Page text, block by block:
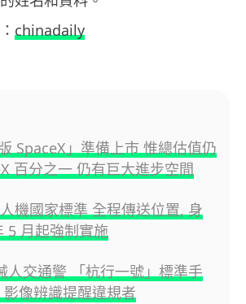
chinadaily
SpaceX」準備上市 惟總估值仍
百分之一 仍有巨大進步空間
機國家標準 全程傳送位置, 身
5 月起強制實施
人交通警 「杭行一號」標準手
像辨識提醒違規者